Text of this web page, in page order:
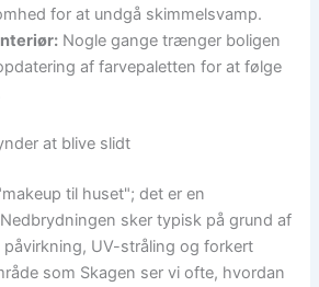
for at undgå skimmelsvamp.
Nogle gange trænger boligen
af farvepaletten for at følge
at blive slidt
til huset"; det er en
sker typisk på grund af
UV-stråling og forkert
som Skagen ser vi ofte, hvordan